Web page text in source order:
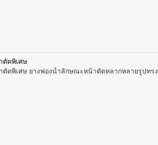
ตัดพิเศษ
ตัดพิเศษ ยางฟองน้ำลักษณะหน้าตัดหลากหลายรูปทรง